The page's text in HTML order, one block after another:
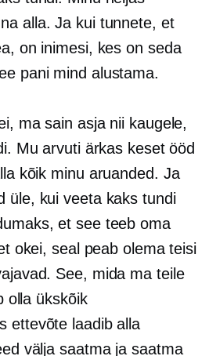
alla. Ja kui tunnete, et
on inimesi, kes on seda
pani mind alustama.
ma sain asja nii kaugele,
Mu arvuti ärkas keset ööd
kõik minu aruanded. Ja
üle, kui veeta kaks tundi
et see teeb oma
okei, seal peab olema teisi
See, mida ma teile
olla ükskõik
ettevõte laadib alla
välja saatma ja saatma